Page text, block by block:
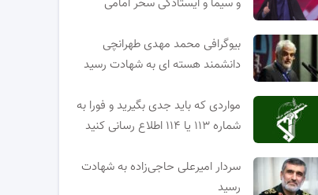
بیوگرافی محمد مهدی طهرانچی
دانشمند هسته ای به شهادت رسید
مواردی که باید جدی بگیرید و فورا به
شماره ۱۱۳ یا ۱۱۴ اطلاع رسانی کنید
سردار امیرعلی حاجی‌زاده به شهادت
رسید